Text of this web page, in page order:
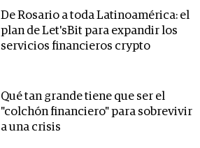
De Rosario a toda Latinoamérica: el
plan de Let'sBit para expandir los
servicios financieros crypto
Qué tan grande tiene que ser el
"colchón financiero" para sobrevivir
a una crisis